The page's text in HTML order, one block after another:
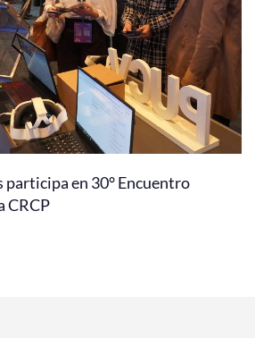
participa en 30° Encuentro
CRCP